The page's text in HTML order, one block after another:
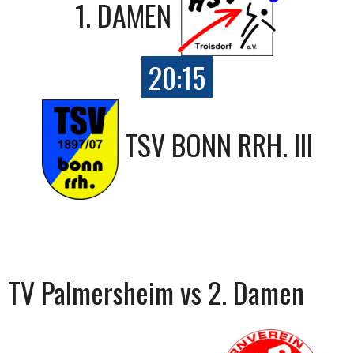
1. DAMEN
20:15
TSV BONN RRH. III
TV Palmersheim vs 2. Damen